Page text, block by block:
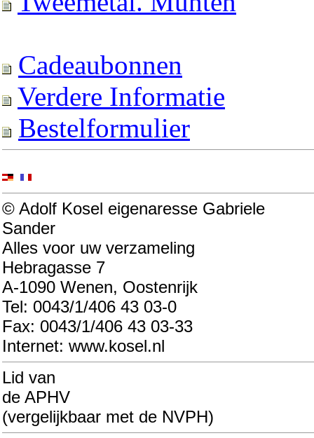
Cadeaubonnen
Verdere Informatie
Bestelformulier
© Adolf Kosel eigenaresse Gabriele
Sander
Alles voor uw verzameling
Hebragasse 7
A-1090 Wenen, Oostenrijk
Tel: 0043/1/406 43 03-0
Fax: 0043/1/406 43 03-33
Internet: www.kosel.nl
Lid van
de APHV
(vergelijkbaar met de NVPH)